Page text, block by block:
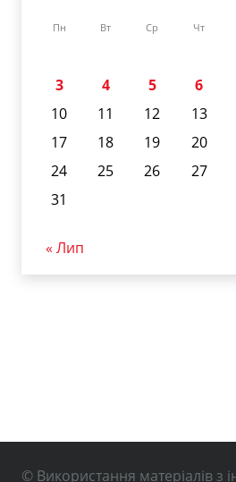
Пн Вт Ср Чт
3
4 5 6
10
11 12 13
17
18 19 20
24
25 26 27
31
« Лип
© Використання матеріалів з